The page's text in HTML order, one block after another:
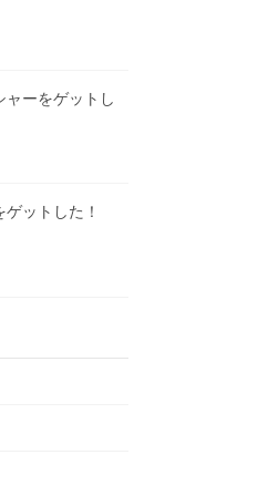
ャーをゲットし
ットした！